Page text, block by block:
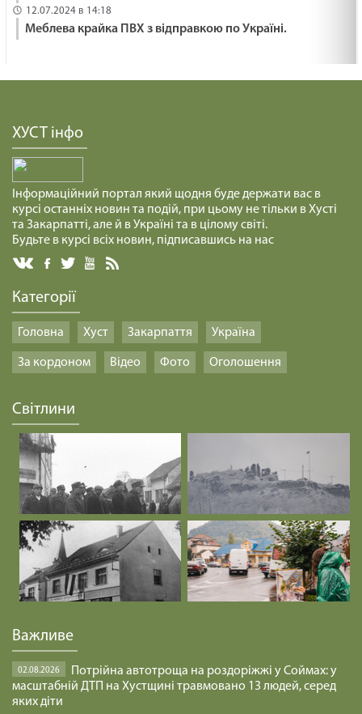
12.07.2024 в 14:18
Меблева крайка ПВХ з відправкою по Україні.
ХУСТ інфо
Інформаційний портал який щодня буде держати вас в
курсі останніх новин та подій, при цьому не тільки в Хусті
та Закарпатті, але й в Україні та в цілому світі.
Будьте в курсі всіх новин, підписавшись на нас
Категорії
Головна Хуст Закарпаття Україна
За кордоном Відео Фото Оголошення
Світлини
Важливе
02.08.2026
Потрійна автотроща на роздоріжжі у Соймах: у
масштабній ДТП на Хустщині травмовано 13 людей, серед
яких діти